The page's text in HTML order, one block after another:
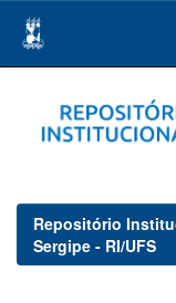
navigation
Repositório
Sergipe - RI/UFS